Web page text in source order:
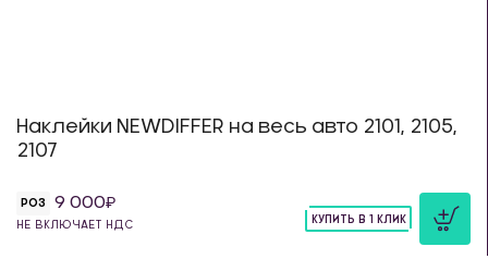
Наклейки NEWDIFFER на весь авто 2101, 2105,
2107
РОЗ 9 000
НЕ ВКЛЮЧАЕТ НДС
КУПИТЬ В 1 КЛИК